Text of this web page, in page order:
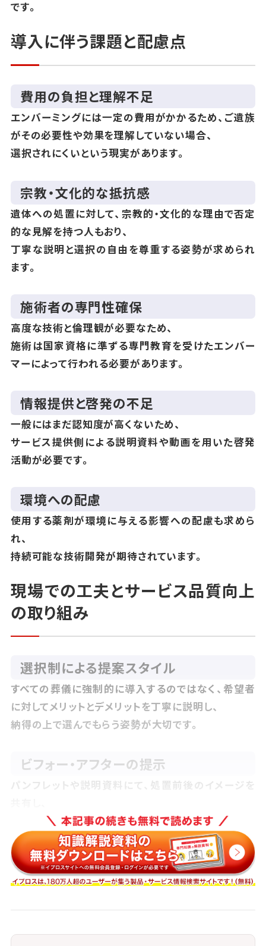
です。
導入に伴う課題と配慮点
費用の負担と理解不足
エンバーミングには一定の費用がかかるため、ご遺族
がその必要性や効果を理解していない場合、
選択されにくいという現実があります。
宗教・文化的な抵抗感
遺体への処置に対して、宗教的・文化的な理由で否定
的な見解を持つ人もおり、
丁寧な説明と選択の自由を尊重する姿勢が求められ
ます。
施術者の専門性確保
高度な技術と倫理観が必要なため、
施術は国家資格に準ずる専門教育を受けたエンバー
マーによって行われる必要があります。
情報提供と啓発の不足
一般にはまだ認知度が高くないため、
サービス提供側による説明資料や動画を用いた啓発
活動が必要です。
環境への配慮
使用する薬剤が環境に与える影響への配慮も求めら
れ、
持続可能な技術開発が期待されています。
現場での工夫とサービス品質向上
の取り組み
選択制による提案スタイル
すべての葬儀に強制的に導入するのではなく、希望者
に対してメリットとデメリットを丁寧に説明し、
納得の上で選んでもらう姿勢が大切です。
ビフォー・アフターの提示
パンフレットや説明資料にて、処置前後のイメージを
視覚的に効果を理解してもらう工夫が有効です。
感染症対策と衛生基準の強化
施術施設の清掃体制やスタッフの衛生教育を徹底す